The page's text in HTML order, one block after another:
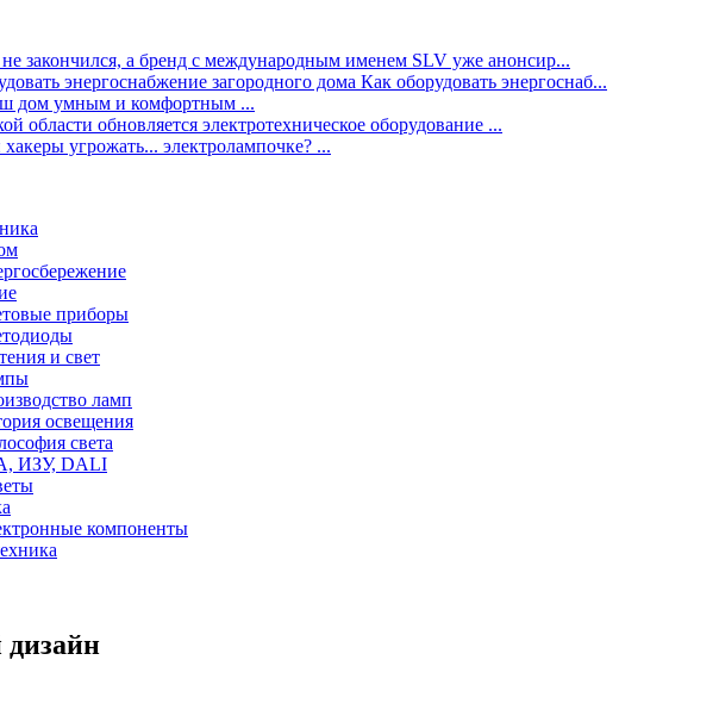
закончился, а бренд с международным именем SLV уже анонсир...
энергоснабжение загородного дома Как оборудовать энергоснаб...
дом умным и комфортным ...
области обновляется электротехническое оборудование ...
угрожать... электролампочке? ...
приборы
и свет
ламп
освещения
света
ИЗУ, DALI
компоненты
дизайн